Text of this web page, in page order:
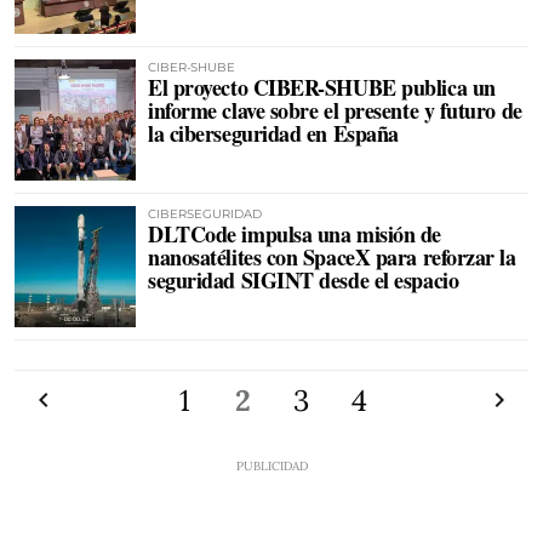
CIBER-SHUBE
El proyecto CIBER-SHUBE publica un
informe clave sobre el presente y futuro de
la ciberseguridad en España
CIBERSEGURIDAD
DLTCode impulsa una misión de
nanosatélites con SpaceX para reforzar la
seguridad SIGINT desde el espacio
1 2 3 4